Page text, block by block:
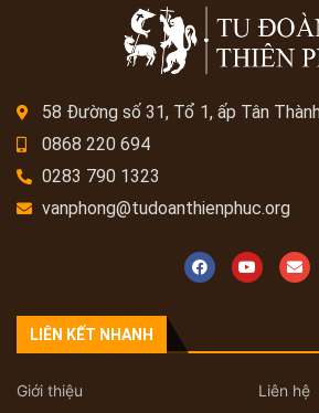
58 Đường số 31, Tổ 1, ấp Tân
0868 220 694
0283 790 1323
vanphong@tudoanthienphuc.org
LIÊN KẾT NHANH
Giới thiệu
Liên hệ